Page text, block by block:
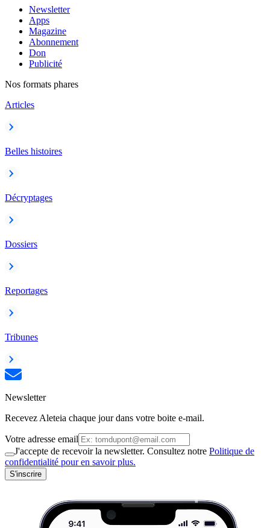
Newsletter
Apps
Magazine
Abonnement
Don
Publicité
Nos formats phares
Articles
Belles histoires
Décryptages
Dossiers
Reportages
Tribunes
Newsletter
Recevez Aleteia chaque jour dans votre boite e-mail.
Votre adresse email
J'accepte de recevoir la newsletter. Consultez notre Politique de
confidentialité pour en savoir plus.
S'inscrire